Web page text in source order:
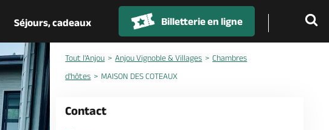
Séjours, cadeaux Billetterie en ligne
Tout l'Anjou Anjou Vignoble & Villages
Chambres
d'hôtes
MAISON DES COTEAUX
Contact